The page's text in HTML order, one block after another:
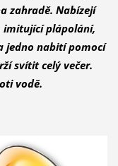
zahradě. Nabízejí
imitující plápolání,
jedno nabití pomocí
svítit celý večer.
vodě.